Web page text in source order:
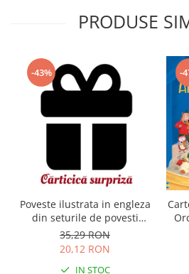
PRODUSE
-43%
Poveste ilustrata in engleza
din seturile de povesti
Usborne
35,29 RON
20,12 RON
IN STOC
-